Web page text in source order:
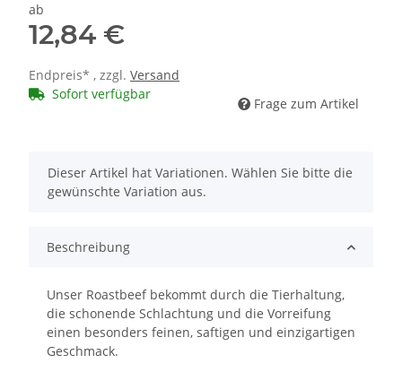
ab
12,84 €
Endpreis* , zzgl. Versand
Sofort verfügbar
Frage zum Artikel
x
Dieser Artikel hat Variationen. Wählen Sie bitte die
gewünschte Variation aus.
Beschreibung
Unser Roastbeef bekommt durch die Tierhaltung,
die schonende Schlachtung und die Vorreifung
einen besonders feinen, saftigen und einzigartigen
Geschmack.